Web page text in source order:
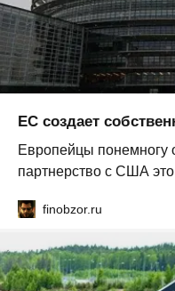
ЕС создает
Европейцы понемногу
партнерство с США это
finobzor.ru